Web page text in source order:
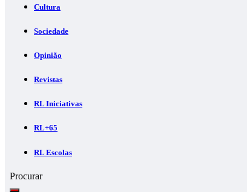
Cultura
Sociedade
Opinião
Revistas
RL Iniciativas
RL+65
RL Escolas
Procurar